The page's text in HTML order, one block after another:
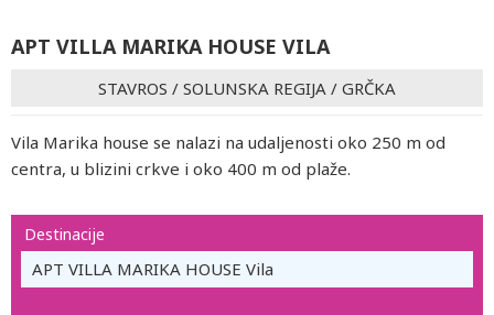
APT VILLA MARIKA HOUSE VILA
STAVROS / SOLUNSKA REGIJA / GRČKA
Vila Marika house se nalazi na udaljenosti oko 250 m od
centra, u blizini crkve i oko 400 m od plaže.
Destinacije
APT VILLA MARIKA HOUSE Vila